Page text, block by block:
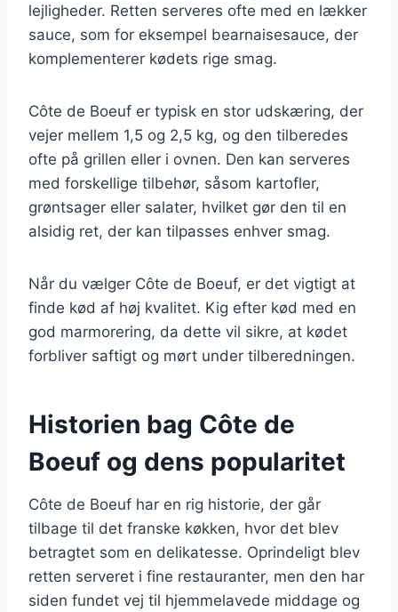
lejligheder. Retten serveres ofte med en lækker
sauce, som for eksempel bearnaisesauce, der
komplementerer kødets rige smag.
Côte de Boeuf er typisk en stor udskæring, der
vejer mellem 1,5 og 2,5 kg, og den tilberedes
ofte på grillen eller i ovnen. Den kan serveres
med forskellige tilbehør, såsom kartofler,
grøntsager eller salater, hvilket gør den til en
alsidig ret, der kan tilpasses enhver smag.
Når du vælger Côte de Boeuf, er det vigtigt at
finde kød af høj kvalitet. Kig efter kød med en
god marmorering, da dette vil sikre, at kødet
forbliver saftigt og mørt under tilberedningen.
Historien bag Côte de
Boeuf og dens popularitet
Côte de Boeuf har en rig historie, der går
tilbage til det franske køkken, hvor det blev
betragtet som en delikatesse. Oprindeligt blev
retten serveret i fine restauranter, men den har
siden fundet vej til hjemmelavede middage og